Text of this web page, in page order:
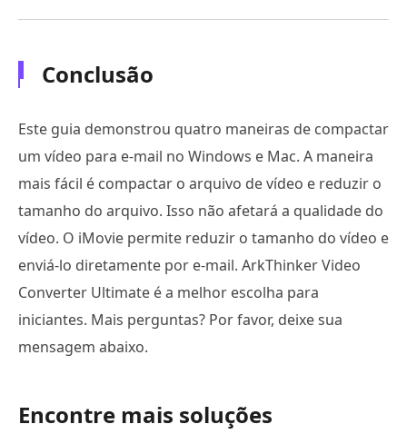
Conclusão
Este guia demonstrou quatro maneiras de compactar
um vídeo para e-mail no Windows e Mac. A maneira
mais fácil é compactar o arquivo de vídeo e reduzir o
tamanho do arquivo. Isso não afetará a qualidade do
vídeo. O iMovie permite reduzir o tamanho do vídeo e
enviá-lo diretamente por e-mail. ArkThinker Video
Converter Ultimate é a melhor escolha para
iniciantes. Mais perguntas? Por favor, deixe sua
mensagem abaixo.
Encontre mais soluções